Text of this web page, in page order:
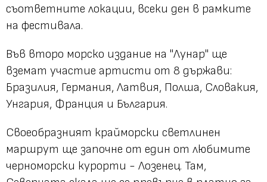
съответните локации, всеки ден в рамките
на фестивала.
Във второ морско издание на "Лунар" ще
вземат участие артисти от 8 държави:
Бразилия, Германия, Латвия, Полша, Словакия,
Унгария, Франция и България.
Своеобразният крайморски светлинен
маршрут ще започне от един от любимите
черноморски курорти - Лозенец. Там,